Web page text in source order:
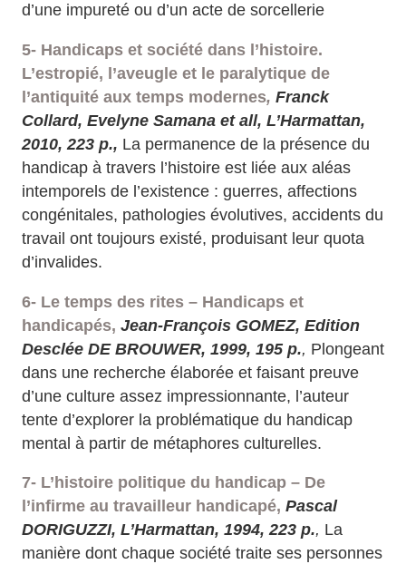
d’une impureté ou d’un acte de sorcellerie
5- Handicaps et société dans l’histoire.
L’estropié, l’aveugle et le paralytique de
l’antiquité aux temps modernes, Franck
Collard, Evelyne Samana et all, L’Harmattan,
2010, 223 p., La permanence de la présence du
handicap à travers l’histoire est liée aux aléas
intemporels de l’existence : guerres, affections
congénitales, pathologies évolutives, accidents du
travail ont toujours existé, produisant leur quota
d’invalides.
6- Le temps des rites – Handicaps et
handicapés, Jean-François GOMEZ, Edition
Desclée DE BROUWER, 1999, 195 p., Plongeant
dans une recherche élaborée et faisant preuve
d’une culture assez impressionnante, l’auteur
tente d’explorer la problématique du handicap
mental à partir de métaphores culturelles.
7- L’histoire politique du handicap – De
l’infirme au travailleur handicapé, Pascal
DORIGUZZI, L’Harmattan, 1994, 223 p., La
manière dont chaque société traite ses personnes